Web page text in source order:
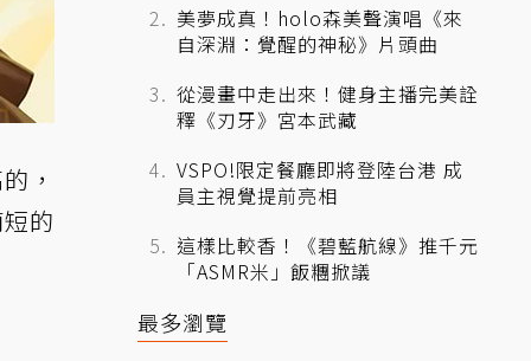
，
的
美夢成真！holo森美聲演唱《來
自深淵：覺醒的神秘》片頭曲
從漫畫中走出來！健身主播完美詮
釋《刃牙》宮本武藏
VSPO!限定餐廳即將登陸台港 成
員主視覺提前亮相
這樣比較香！《碧藍航線》推千元
「ASMR米」飯糰掀議
最多瀏覽